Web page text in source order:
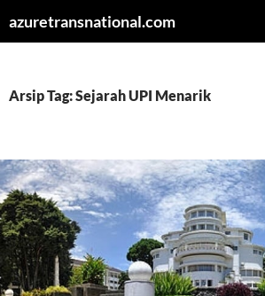
azuretransnational.com
Arsip Tag: Sejarah UPI Menarik